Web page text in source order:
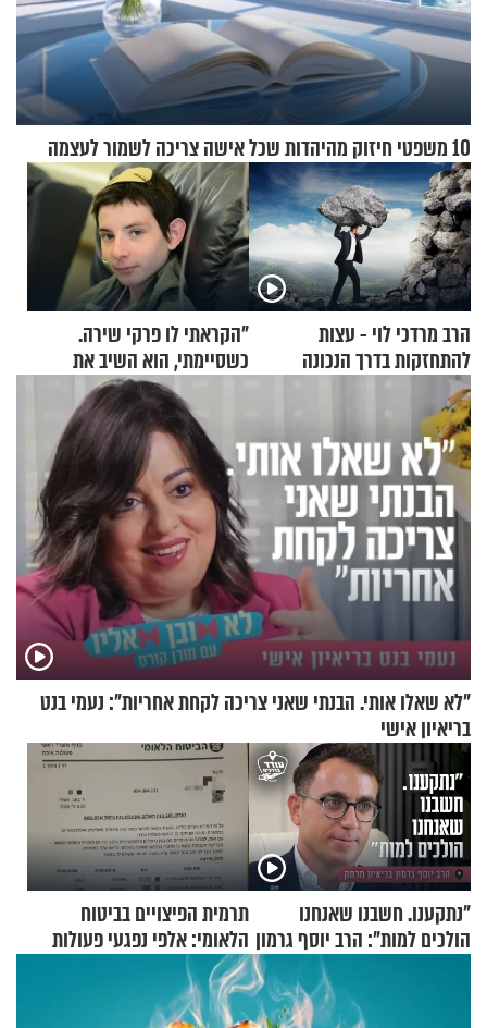
10 משפטי חיזוק מהיהדות שכל אישה צריכה לשמור לעצמה
הרב מרדכי לוי - עצות
להתחזקות בדרך הנכונה
"הקראתי לו פרקי שירה.
כשסיימתי, הוא השיב את
נשמתו לבורא"
"לא שאלו אותי. הבנתי שאני צריכה לקחת אחריות": נעמי בנט
בריאיון אישי
"נתקענו. חשבנו שאנחנו
הולכים למות": הרב יוסף גרמון
תרמית הפיצויים בביטוח
הלאומי: אלפי נפגעי פעולות
איבה קיבלו כספים במירמה